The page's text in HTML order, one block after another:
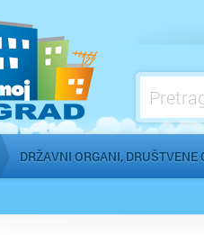
Početna stranica
DRŽAVNI ORGANI, DRUŠTVENE
organizacije
zajednice
AP Vojvodine